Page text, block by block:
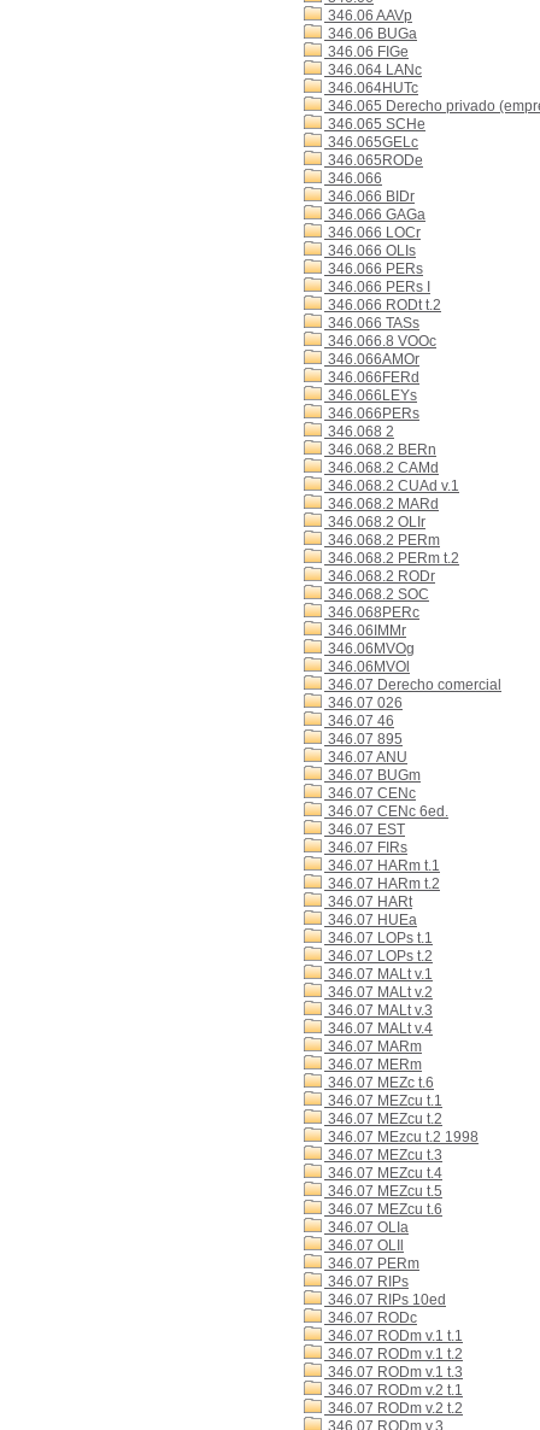
346.06 AAVp
346.06 BUGa
346.06 FIGe
346.064 LANc
346.064HUTc
346.065 Derecho privado
346.065 SCHe
346.065GELc
346.065RODe
346.066
346.066 BIDr
346.066 GAGa
346.066 LOCr
346.066 OLIs
346.066 PERs
346.066 PERs I
346.066 RODt t.2
346.066 TASs
346.066.8 VOOc
346.066AMOr
346.066FERd
346.066LEYs
346.066PERs
346.068 2
346.068.2 BERn
346.068.2 CAMd
346.068.2 CUAd v.1
346.068.2 MARd
346.068.2 OLIr
346.068.2 PERm
346.068.2 PERm t.2
346.068.2 RODr
346.068.2 SOC
346.068PERc
346.06IMMr
346.06MVOg
346.06MVOl
346.07 Derecho comercial
346.07 026
346.07 46
346.07 895
346.07 ANU
346.07 BUGm
346.07 CENc
346.07 CENc 6ed.
346.07 EST
346.07 FIRs
346.07 HARm t.1
346.07 HARm t.2
346.07 HARt
346.07 HUEa
346.07 LOPs t.1
346.07 LOPs t.2
346.07 MALt v.1
346.07 MALt v.2
346.07 MALt v.3
346.07 MALt v.4
346.07 MARm
346.07 MERm
346.07 MEZc t.6
346.07 MEZcu t.1
346.07 MEZcu t.2
346.07 MEzcu t.2 1998
346.07 MEZcu t.3
346.07 MEZcu t.4
346.07 MEZcu t.5
346.07 MEZcu t.6
346.07 OLIa
346.07 OLIl
346.07 PERm
346.07 RIPs
346.07 RIPs 10ed
346.07 RODc
346.07 RODm v.1 t.1
346.07 RODm v.1 t.2
346.07 RODm v.1 t.3
346.07 RODm v.2 t.1
346.07 RODm v.2 t.2
346.07 RODm v.3